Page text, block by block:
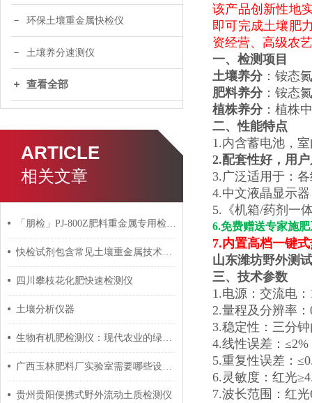
环保土壤重金属快检仪
土壤养分速测仪
查看全部
ARTICLE
相关文章
「朋检」PJ-800Z肥料重金属专用检测仪 功能测评
快检试剂包含常见土壤重金属技术指标
四川攀枝花化肥快速检测仪
土壤分析仪器
生物有机肥检测仪：现代农业的绿色守护者
广西玉林肥料厂实验室需要哪些设备？
贵州贵阳便携式野外流动土质检测仪
该产品创新性地
即可完成土壤肥
资经营、高级农
一、 检测项目
土壤养分：铵态
肥料养分：铵态
植株养分：植株
二、性能特点
1.内含蓄电池，
2.配套性好，用
3.广泛适用于：
4.中文液晶显示
5.《机箱/药剂一
6.免费赠送专家施
7.内置高档一键
山东潍坊野外测
三、技术参数
1.电源：交流电
2.量程及分辨率：
3.稳定性：三分
4.线性误差：
5.重复性误差：
6.灵敏度：红光
7.波长范围：红